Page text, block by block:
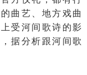
曲艺、地方戏曲
受河间歌诗的影
据分析跟河间歌